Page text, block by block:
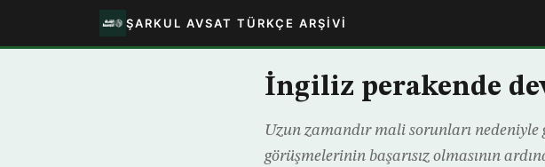
ŞARKUL AVSAT TÜRKÇE ARŞIVI
İngiliz perakende
Uzun zamandır mali sorunları nedeniyle
görüşmelerinin başarısız olmasının